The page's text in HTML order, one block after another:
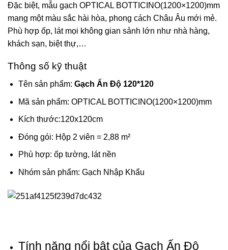
Đặc biệt, mẫu gạch OPTICAL BOTTICINO(1200×1200)mm
mang một màu sắc hài hòa, phong cách Châu Âu mới mẻ.
Phù hợp ốp, lát mọi không gian sảnh lớn như nhà hàng,
khách sạn, biệt thự,…
Thông số kỹ thuật
Tên sản phẩm: Gạch Ấn Độ 120*120
Mã sản phẩm: OPTICAL BOTTICINO(1200×1200)mm
Kích thước:120x120cm
Đóng gói: Hộp 2 viên = 2,88 m²
Phù hợp: ốp tường, lát nền
Nhóm sản phẩm: Gạch Nhập Khẩu
Tính năng nổi bật của Gạch Ấn Độ